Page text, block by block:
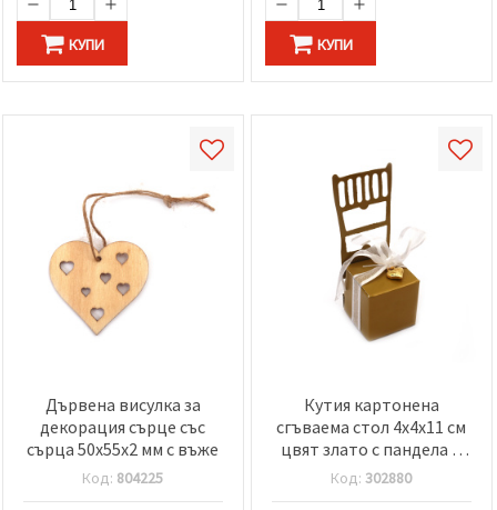
КУПИ КУПИ
Дървена висулка за
декорация сърце със
сърца 50x55x2 мм с въже
Код: 804225
Кутия картонена
сгъваема стол 4x4x11 см
цвят злато с пандела и
висулка сърце
Код:302880